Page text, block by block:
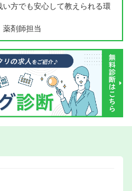
方でも安心して教えられる環
剤師担当